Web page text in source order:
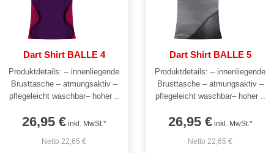
Dart Shirt BALLE 4
Produktdetails: – innenliegende
Brusttasche – atmungsaktiv –
pflegeleicht waschbar– hoher ..
26,95 €inkl. MwSt.*
Netto 22,65 €
Dart Shirt BALLE 5
Produktdetails: – innenliegende
Brusttasche – atmungsaktiv –
pflegeleicht waschbar– hoher ..
26,95 €inkl. MwSt.*
Netto 22,65 €